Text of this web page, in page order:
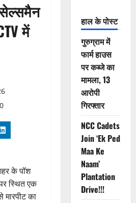
में
0
के पॉश
स्थित एक
का
हाल के पोस्ट
गुरुग्राम में
फार्म हाउस
पर कब्जे का
मामला, 13
आरोपी
गिरफ्तार
NCC Cadets
Join ‘Ek Ped
Maa Ke
Naam’
Plantation
Drive!!!